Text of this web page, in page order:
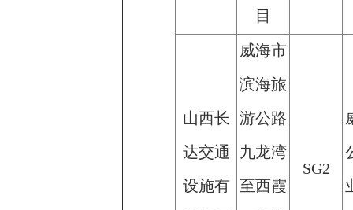
目
山西长
达交通
设施有
威海市
滨海旅
游公路
九龙湾
至西霞
SG2